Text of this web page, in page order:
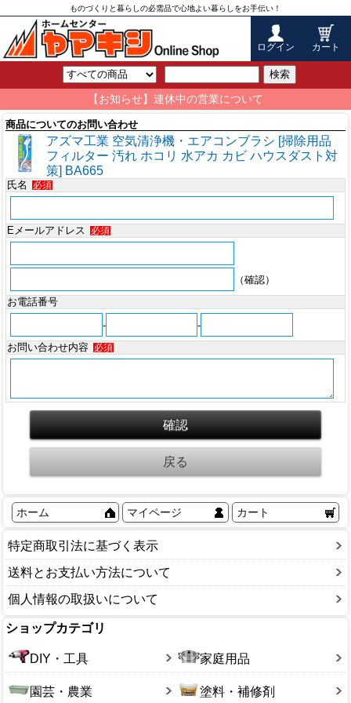
ものづくりと暮らしの必需品で心地よい暮らしをお手伝い！
ログイン カート
検索
【お知らせ】連休中の営業について
商品についてのお問い合わせ
アズマ工業 空気清浄機・エアコンブラシ [掃除用品
フィルター 汚れ ホコリ 水アカ カビ ハウスダスト対
策] BA665
氏名 必須
Eメールアドレス 必須
（確認）
お電話番号
-
-
お問い合わせ内容
必須
ホーム マイページ カート
特定商取引法に基づく表示
送料とお支払い方法について
個人情報の取扱いについて
ショップカテゴリ
DIY・工具 家庭用品
園芸・農業 塗料・補修剤